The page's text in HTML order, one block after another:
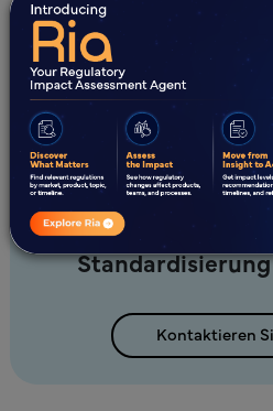
Patientenorientierung
Genauigkeit
Ein erfahrenes Team bietet
Entdecken Sie
Lösungen zur
Kontaktieren